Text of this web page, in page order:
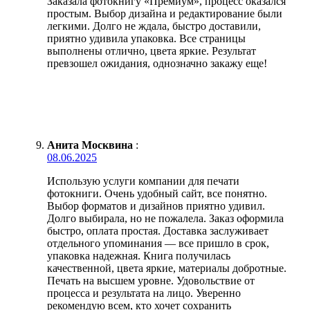
простым. Выбор дизайна и редактирование были
легкими. Долго не ждала, быстро доставили,
приятно удивила упаковка. Все страницы
выполнены отлично, цвета яркие. Результат
превзошел ожидания, однозначно закажу еще!
Анита Москвина :
08.06.2025
Использую услуги компании для печати
фотокниги. Очень удобный сайт, все понятно.
Выбор форматов и дизайнов приятно удивил.
Долго выбирала, но не пожалела. Заказ оформила
быстро, оплата простая. Доставка заслуживает
отдельного упоминания — все пришло в срок,
упаковка надежная. Книга получилась
качественной, цвета яркие, материалы добротные.
Печать на высшем уровне. Удовольствие от
процесса и результата на лицо. Уверенно
рекомендую всем, кто хочет сохранить